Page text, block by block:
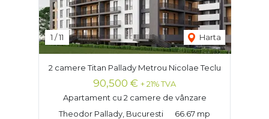
1 /11 Harta
2 camere Titan Pallady Metrou Nicolae Teclu
90,500 € + 21% TVA
Apartament cu 2 camere de vânzare
Theodor Pallady, Bucuresti
66.67 mp